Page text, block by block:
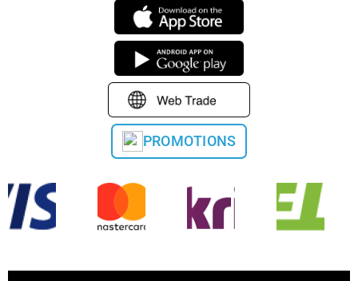
PROMOTIONS